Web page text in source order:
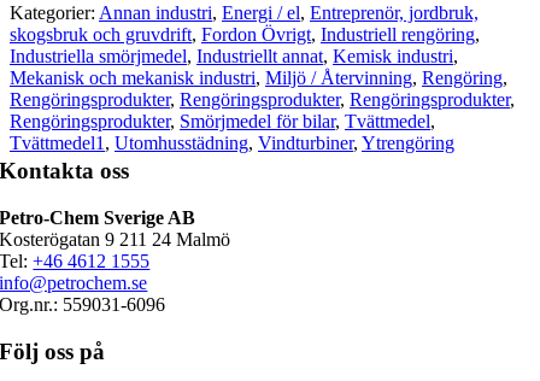
Kategorier: Annan industri, Energi / el, Entreprenör, jordbruk,
skogsbruk och gruvdrift, Fordon Övrigt, Industriell rengöring,
Industriella smörjmedel, Industriellt annat, Kemisk industri,
Mekanisk och mekanisk industri, Miljö / Återvinning, Rengöring,
Rengöringsprodukter, Rengöringsprodukter, Rengöringsprodukter,
Rengöringsprodukter, Smörjmedel för bilar, Tvättmedel,
Tvättmedel1 , Utomhusstädning, Vindturbiner, Ytrengöring
Kontakta oss
Petro-Chem Sverige AB
Kosterögatan 9 211 24 Malmö
Tel:+46 4612 1555
info@petrochem.se
Org.nr.: 559031-6096
Följ oss på